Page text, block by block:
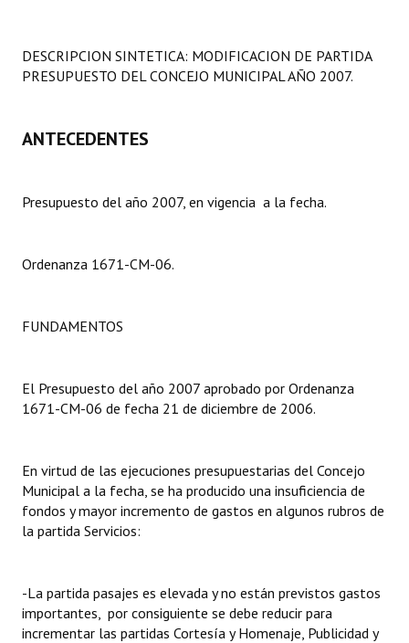
LEGISLACIÓN
Carta Orgánica 2007
Digesto
Informes de Gestión
Dictámenes Asesoría Letrada
Actas de Sesión
Actas de Audiencias Públicas
DESCRIPCION SINTETICA: MODIFICACION DE PARTIDA
PRESUPUESTO DEL CONCEJO MUNICIPAL AÑO 2007.
ANTECEDENTES
Presupuesto del año 2007, en vigencia a la fecha.
Ordenanza 1671-CM-06.
FUNDAMENTOS
El Presupuesto del año 2007 aprobado por Ordenanza
1671-CM-06 de fecha 21 de diciembre de 2006.
En virtud de las ejecuciones presupuestarias del Concejo
Municipal a la fecha, se ha producido una insuficiencia de
fondos y mayor incremento de gastos en algunos rubros de
la partida Servicios:
-La partida pasajes es elevada y no están previstos gastos
importantes, por consiguiente se debe reducir para
incrementar las partidas Cortesía y Homenaje, Publicidad y